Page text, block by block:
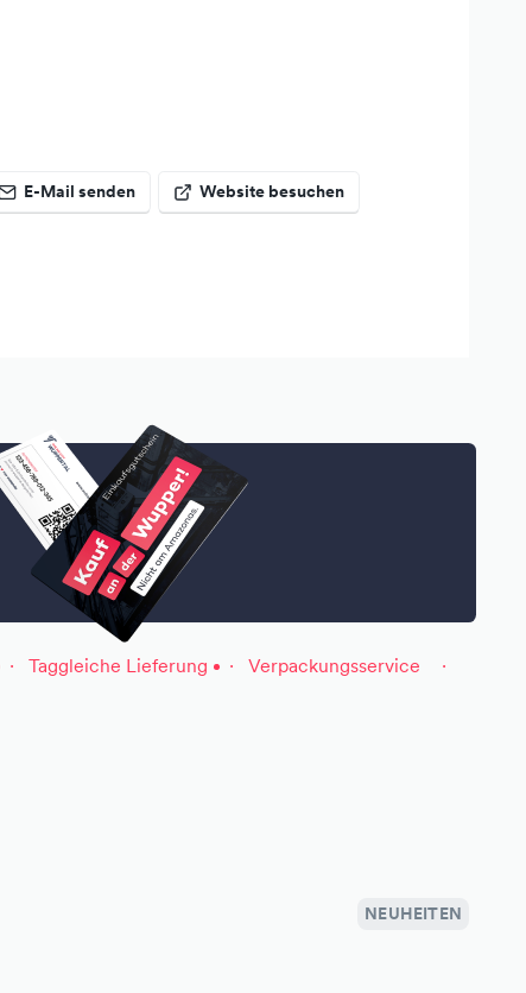
E-Mail senden Website besuchen
Taggleiche Lieferung
Verpackungsservice
NEUHEITEN